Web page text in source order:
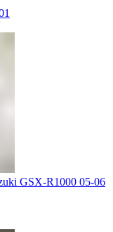
GSX-R1000 05-06